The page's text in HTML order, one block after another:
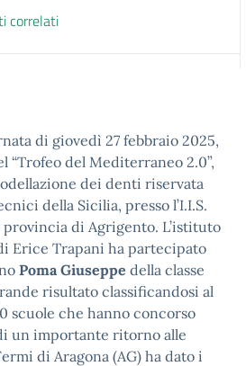
correlati
di giovedì 27 febbraio 2025,
“Trofeo del Mediterraneo 2.0”,
dei denti riservata
della Sicilia, presso l’I.I.S.
di Agrigento. L’istituto
Erice Trapani ha partecipato
Poma Giuseppe della classe
risultato classificandosi al
scuole che hanno concorso
un importante ritorno alle
di Aragona (AG) ha dato i